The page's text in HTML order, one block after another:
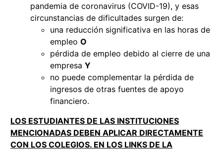
pandemia de coronavirus (COVID-19), y esas
circunstancias de dificultades surgen de:
una reducción significativa en las horas de
empleo O
pérdida de empleo debido al cierre de una
empresa Y
no puede complementar la pérdida de
ingresos de otras fuentes de apoyo
financiero.
LOS ESTUDIANTES DE LAS INSTITUCIONES
MENCIONADAS DEBEN APLICAR DIRECTAMENTE
CON LOS COLEGIOS. EN LOS LINKS DE LA